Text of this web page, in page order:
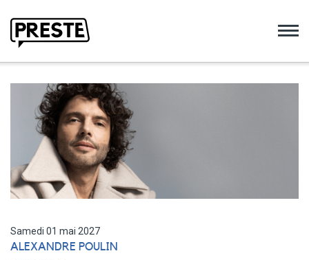
Samedi 01 mai 2027
ALEXANDRE POULIN